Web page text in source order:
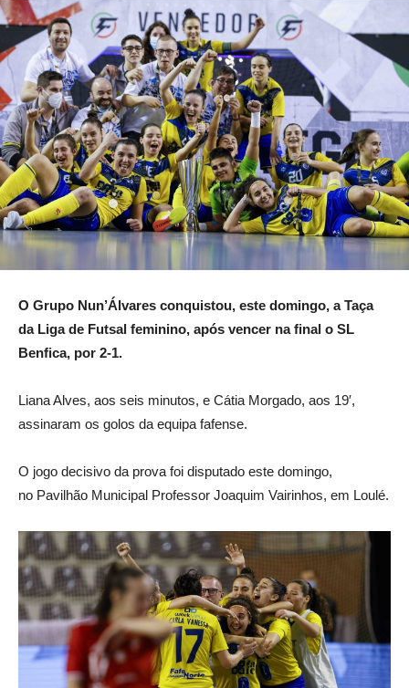
O Grupo Nun’Álvares conquistou, este domingo, a Taça
da Liga de Futsal feminino, após vencer na final o SL
Benfica, por 2-1.
Liana Alves, aos seis minutos, e Cátia Morgado, aos 19′,
assinaram os golos da equipa fafense.
O jogo decisivo da prova foi disputado este domingo,
no Pavilhão Municipal Professor Joaquim Vairinhos, em Loulé.